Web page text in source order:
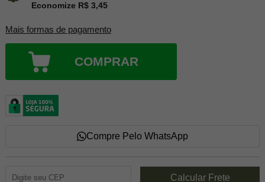
Economize R$ 3,45
Mais formas de pagamento
COMPRAR
Compre Pelo WhatsApp